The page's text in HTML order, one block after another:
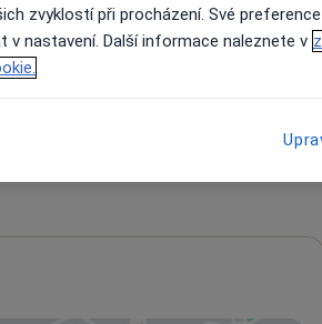
nejsou k dispozici
informace o svých službách.
zvyklostí při procházení. Své
v nastavení. Další informace naleznete v